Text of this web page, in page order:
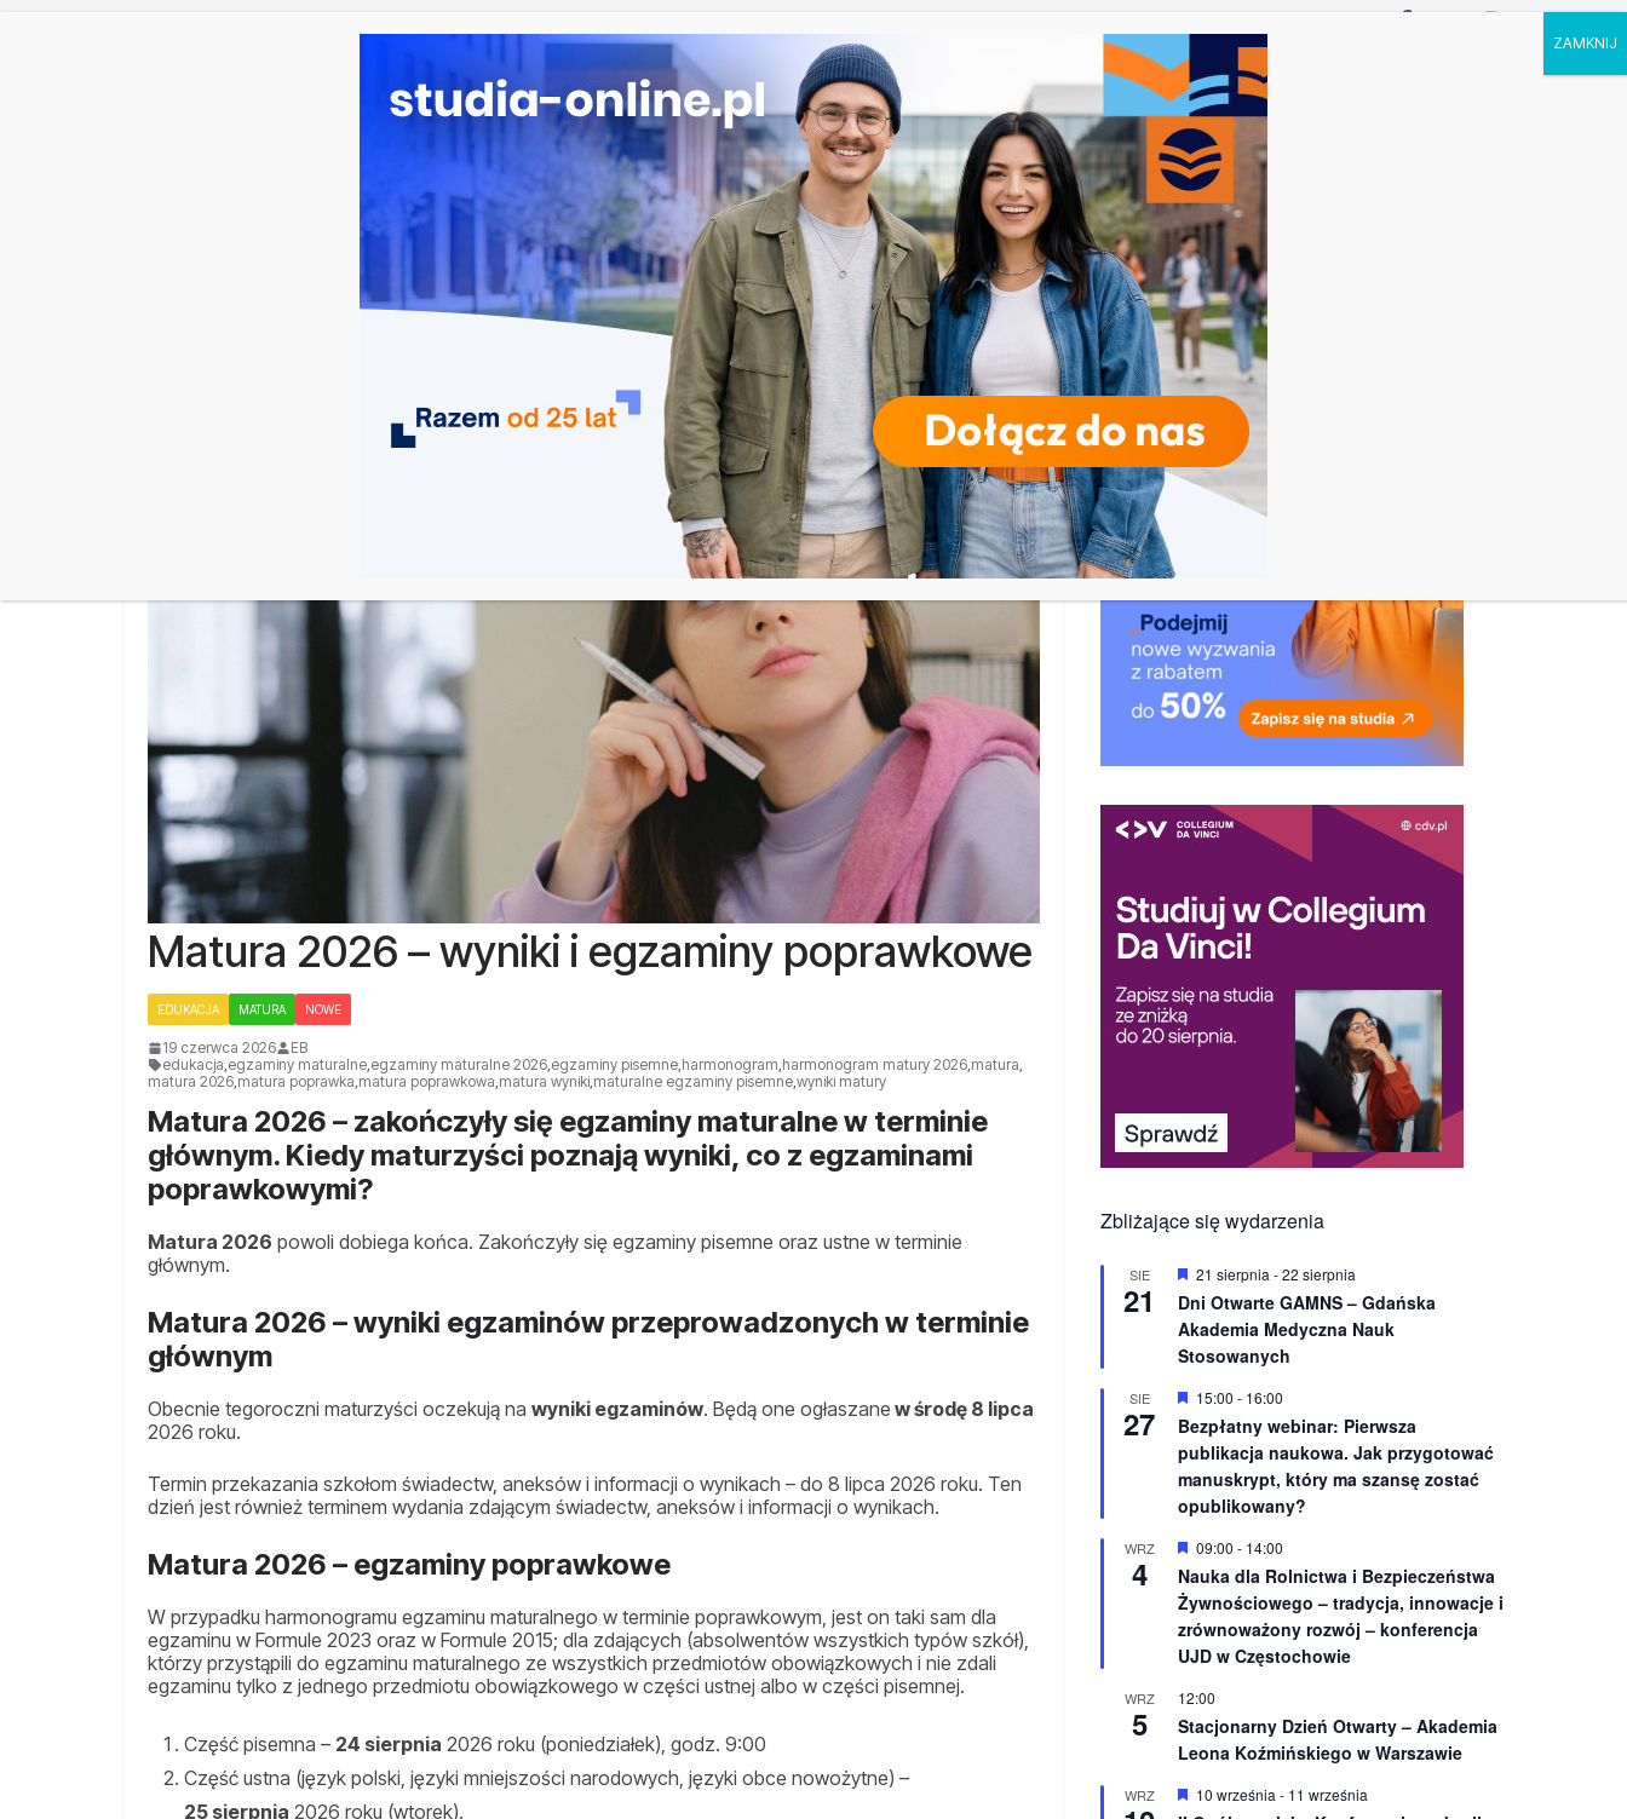
Pedagogika przedszkolna i wczesnoszkolna w Skierniewicach
Kosmetologia w Opolu
Logistyka – studia inżynierskie na Uniwersytecie Szczecińskim
Elektroniczne przetwarzanie informacji w Krakowie
UCZELNIE KIERUNKI RODZAJE STUDIÓW REKRUTACJA DRZWI OTWARTE TOP STUDIA KALENDARZ
Matura 2026 – wyniki i egzaminy poprawkowe
EDUKACJA MATURA NOWE
19 czerwca 2026
EB
edukacja egzaminy maturalne egzaminy maturalne 2026 egzaminy pisemne harmonogram harmonogram matury 2026 matura
matura 2026 matura poprawka matura poprawkowa matura wyniki maturalne egzaminy pisemne wyniki matury
Matura 2026 – zakończyły się egzaminy maturalne w terminie
głównym. Kiedy maturzyści poznają wyniki, co z egzaminami
poprawkowymi?
Matura 2026 powoli dobiega końca. Zakończyły się egzaminy pisemne oraz ustne w terminie
głównym.
Matura 2026 – wyniki egzaminów przeprowadzonych w terminie
głównym
Obecnie tegoroczni maturzyści oczekują na wyniki egzaminów. Będą one ogłaszane w środę 8 lipca
2026 roku.
Termin przekazania szkołom świadectw, aneksów i informacji o wynikach – do 8 lipca 2026 roku. Ten
dzień jest również terminem wydania zdającym świadectw, aneksów i informacji o wynikach.
Matura 2026 – egzaminy poprawkowe
W przypadku harmonogramu egzaminu maturalnego w terminie poprawkowym, jest on taki sam dla
egzaminu w Formule 2023 oraz w Formule 2015; dla zdających (absolwentów wszystkich typów szkół),
którzy przystąpili do egzaminu maturalnego ze wszystkich przedmiotów obowiązkowych i nie zdali
egzaminu tylko z jednego przedmiotu obowiązkowego w części ustnej albo w części pisemnej.
Część pisemna – 24 sierpnia 2026 roku (poniedziałek), godz. 9:00
Część ustna (język polski, języki mniejszości narodowych, języki obce nowożytne) –
25 sierpnia 2026 roku (wtorek).
Zbliżające się wydarzenia
SIE
21
W
r
ó
ż
n
o
n
e
21 sierpnia -22 sierpnia
Dni Otwarte GAMNS – Gdańska
Akademia Medyczna Nauk
Stosowanych
SIE
27
W
r
ó
ż
n
i
n
e
15:00 - 16:00
Bezpłatny webinar: Pierwsza
publikacja naukowa. Jak przygotować
manuskrypt, który ma szansę zostać
opublikowany?
WRZ
4
W
r
ó
ż
n
i
n
e
09:00 - 14:00
Nauka dla Rolnictwa i Bezpieczeństwa
Żywnościowego – tradycja, innowacje i
zrównoważony rozwój – konferencja
UJD w Częstochowie
WRZ
5
12:00
Stacjonarny Dzień Otwarty – Akademia
Leona Koźmińskiego w Warszawie
WRZ
W
y
10 września - 11 września